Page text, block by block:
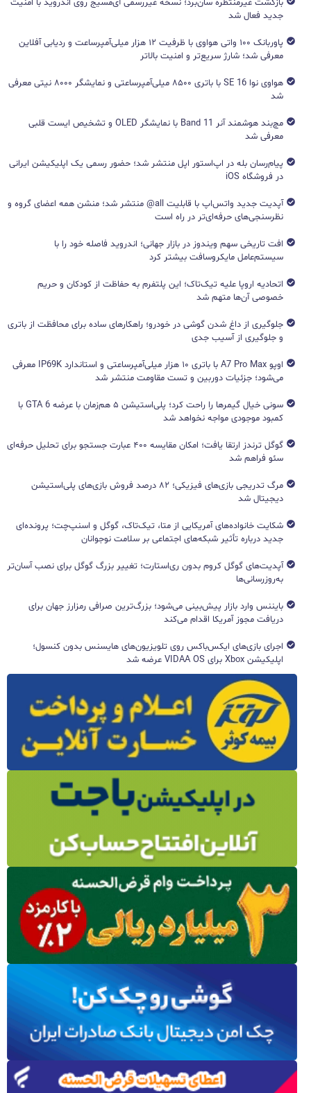
بازگشت غیرمنتظره سان‌برد؛ نسخه غیررسمی آی‌مسیج روی اندروید با امنیت
جدید فعال شد
پاوربانک ۱۰۰ واتی هواوی با ظرفیت ۱۲ هزار میلی‌آمپرساعت و ردیابی آفلاین
معرفی شد؛ شارژ سریع‌تر و امنیت بالاتر
هواوی نوا 16 SE با باتری ۸۵۰۰ میلی‌آمپرساعتی و نمایشگر ۸۰۰۰ نیتی معرفی
شد
مچ‌بند هوشمند آنر Band 11 با نمایشگر OLED و تشخیص ایست قلبی
معرفی شد
پیام‌رسان بله در اپ‌استور اپل منتشر شد؛ حضور رسمی یک اپلیکیشن ایرانی
در فروشگاه iOS
آپدیت جدید واتس‌اپ با قابلیت all@ منتشر شد؛ منشن همه اعضای گروه و
نظرسنجی‌های حرفه‌ای‌تر در راه است
افت تاریخی سهم ویندوز در بازار جهانی؛ اندروید فاصله خود را با
سیستم‌عامل مایکروسافت بیشتر کرد
اتحادیه اروپا علیه تیک‌تاک؛ این پلتفرم به حفاظت از کودکان و حریم
خصوصی آن‌ها متهم شد
جلوگیری از داغ شدن گوشی در خودرو؛ راهکارهای ساده برای محافظت از باتری
و جلوگیری از آسیب جدی
اوپو A7 Pro Max با باتری ۱۰ هزار میلی‌آمپرساعتی و استاندارد IP69K معرفی
می‌شود؛ جزئیات دوربین و تست مقاومت منتشر شد
سونی خیال گیمرها را راحت کرد؛ پلی‌استیشن ۵ هم‌زمان با عرضه GTA 6 با
کمبود موجودی مواجه نخواهد شد
گوگل ترندز ارتقا یافت؛ امکان مقایسه ۴۰۰ عبارت جستجو برای تحلیل حرفه‌ای
سئو فراهم شد
مرگ تدریجی بازی‌های فیزیکی؛ ۸۲ درصد فروش بازی‌های پلی‌استیشن
دیجیتال شد
شکایت خانواده‌های آمریکایی از متا، تیک‌تاک، گوگل و اسنپ‌چت؛ پرونده‌ای
جدید درباره تأثیر شبکه‌های اجتماعی بر سلامت نوجوانان
آپدیت‌های گوگل کروم بدون ری‌استارت؛ تغییر بزرگ گوگل برای نصب آسان‌تر
به‌روزرسانی‌ها
بایننس وارد بازار پیش‌بینی می‌شود؛ بزرگ‌ترین صرافی رمزارز جهان برای
دریافت مجوز آمریکا اقدام می‌کند
اجرای بازی‌های ایکس‌باکس روی تلویزیون‌های هایسنس بدون کنسول؛
اپلیکیشن Xbox برای VIDAA OS عرضه شد